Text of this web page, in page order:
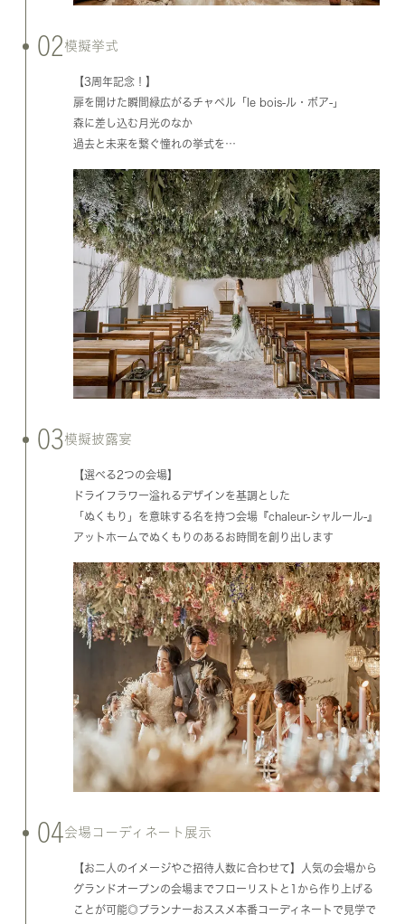
02 模擬挙式
【3周年記念！】
扉を開けた瞬間緑広がるチャペル「le bois-ル・ボア-」
森に差し込む月光のなか
過去と未来を繋ぐ憧れの挙式を…
03模擬披露宴
【選べる2つの会場】
ドライフラワー溢れるデザインを基調とした
「ぬくもり」を意味する名を持つ会場『chaleur-シャルール-』
アットホームでぬくもりのあるお時間を創り出します
04会場コーディネート展示
【お二人のイメージやご招待人数に合わせて】人気の会場から
グランドオープンの会場までフローリストと1から作り上げる
ことが可能◎プランナーおススメ本番コーディネートで見学で